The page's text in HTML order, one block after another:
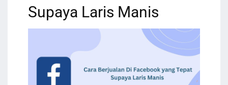
Supaya Laris Manis